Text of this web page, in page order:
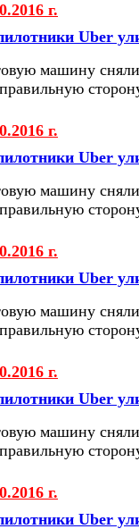
г.
Uber
машину
г.
Uber
машину
г.
Uber
машину
г.
Uber
машину
г.
Uber